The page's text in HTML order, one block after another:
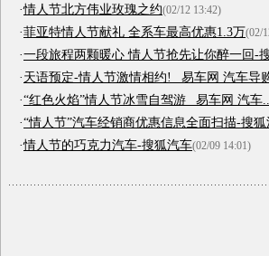
·情人节北方伟业玫瑰之约(02/12 13:42)
·菲亚特情人节献礼 全系车最高优惠1.3万(02/
·一段旅程两颗暖心 情人节抢先让你醉一回-
·天语预定-情人节激情相约! _易车网 汽车导
·“红色火焰”情人节冰雪自驾游 _易车网 汽车...
·“情人节”汽车经销商优惠信息全面扫描-搜
·情人节的巧克力汽车-搜狐汽车(02/09 14:01)